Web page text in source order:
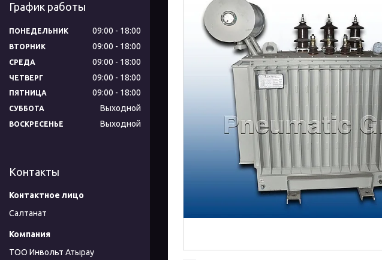
График работы
ПОНЕДЕЛЬНИК 09:00 18:00
ВТОРНИК 09:00 18:00
СРЕДА 09:00 18:00
ЧЕТВЕРГ 09:00 18:00
ПЯТНИЦА 09:00 18:00
СУББОТА Выходной
ВОСКРЕСЕНЬЕ Выходной
Контакты
Салтанат
ТОО Инвольт Атырау